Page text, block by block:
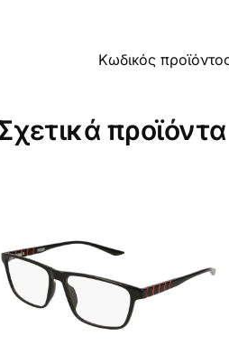
Κωδικός
προϊόντα